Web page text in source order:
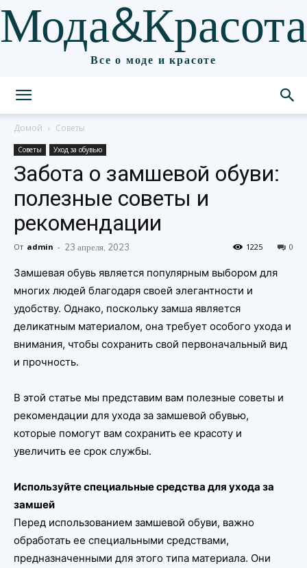
Мода&Красота
Все о моде и красоте
Домой Советы
Советы Уход за обувью
Забота о замшевой обуви:
полезные советы и
рекомендации
От admin - 23 апреля, 2023 0
1225
Замшевая обувь является популярным выбором для
многих людей благодаря своей элегантности и
удобству. Однако, поскольку замша является
деликатным материалом, она требует особого ухода и
внимания, чтобы сохранить свой первоначальный вид
и прочность.
В этой статье мы представим вам полезные советы и
рекомендации для ухода за замшевой обувью,
которые помогут вам сохранить ее красоту и
увеличить ее срок службы.
Используйте специальные средства для ухода за
замшей
Перед использованием замшевой обуви, важно
обработать ее специальными средствами,
предназначенными для этого типа материала. Они